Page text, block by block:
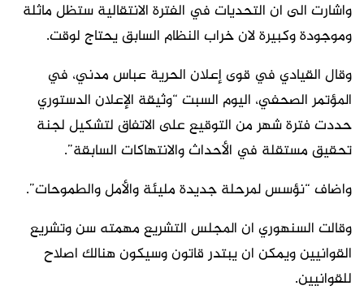
واشارت الى ان التحديات في الفترة الانتقالية ستظل ماثلة
وموجودة وكبيرة لان خراب النظام السابق يحتاج لوقت.
وقال القيادي في قوى إعلان الحرية عباس مدني، في
المؤتمر الصحفي، اليوم السبت “وثيقة الإعلان الدستوري
حددت فترة شهر من التوقيع على الاتفاق لتشكيل لجنة
تحقيق مستقلة في الأحداث والانتهاكات السابقة”.
واضاف “نؤسس لمرحلة جديدة مليئة والأمل والطموحات”.
وقالت السنهوري ان المجلس التشريع مهمته سن وتشريع
القوانيين ويمكن ان يبتدر قاتون وسيكون هنالك اصلاح
للقوانيين.